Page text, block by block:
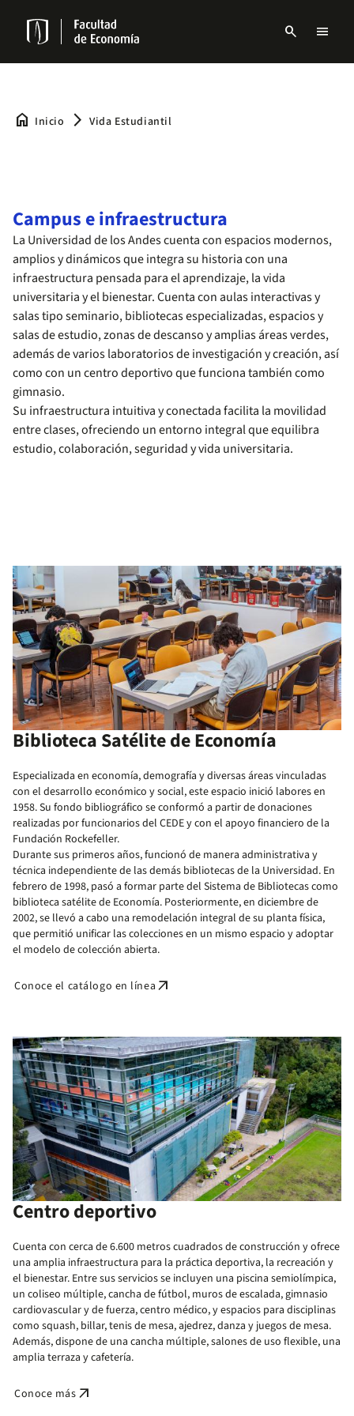
contenido
principal
Navbar
search menu
home Inicio arrow_forward_ios Vida Estudiantil
Campus e infraestructura
La Universidad de los Andes cuenta con espacios modernos,
amplios y dinámicos que integra su historia con una
infraestructura pensada para el aprendizaje, la vida
universitaria y el bienestar. Cuenta con aulas interactivas y
salas tipo seminario, bibliotecas especializadas, espacios y
salas de estudio, zonas de descanso y amplias áreas verdes,
además de varios laboratorios de investigación y creación, así
como con un centro deportivo que funciona también como
gimnasio.
Su infraestructura intuitiva y conectada facilita la movilidad
entre clases, ofreciendo un entorno integral que equilibra
estudio, colaboración, seguridad y vida universitaria.
Biblioteca Satélite de Economía
Especializada en economía, demografía y diversas áreas vinculadas
con el desarrollo económico y social, este espacio inició labores en
1958. Su fondo bibliográfico se conformó a partir de donaciones
realizadas por funcionarios del CEDE y con el apoyo financiero de la
Fundación Rockefeller.
Durante sus primeros años, funcionó de manera administrativa y
técnica independiente de las demás bibliotecas de la Universidad. En
febrero de 1998, pasó a formar parte del Sistema de Bibliotecas como
biblioteca satélite de Economía. Posteriormente, en diciembre de
2002, se llevó a cabo una remodelación integral de su planta física,
que permitió unificar las colecciones en un mismo espacio y adoptar
el modelo de colección abierta.
Conoce el catálogo en línea arrow_outward
Centro deportivo
Cuenta con cerca de 6.600 metros cuadrados de construcción y ofrece
una amplia infraestructura para la práctica deportiva, la recreación y
el bienestar. Entre sus servicios se incluyen una piscina semiolímpica,
un coliseo múltiple, cancha de fútbol, muros de escalada, gimnasio
cardiovascular y de fuerza, centro médico, y espacios para disciplinas
como squash, billar, tenis de mesa, ajedrez, danza y juegos de mesa.
Además, dispone de una cancha múltiple, salones de uso flexible, una
amplia terraza y cafetería.
Conoce más arrow_outward